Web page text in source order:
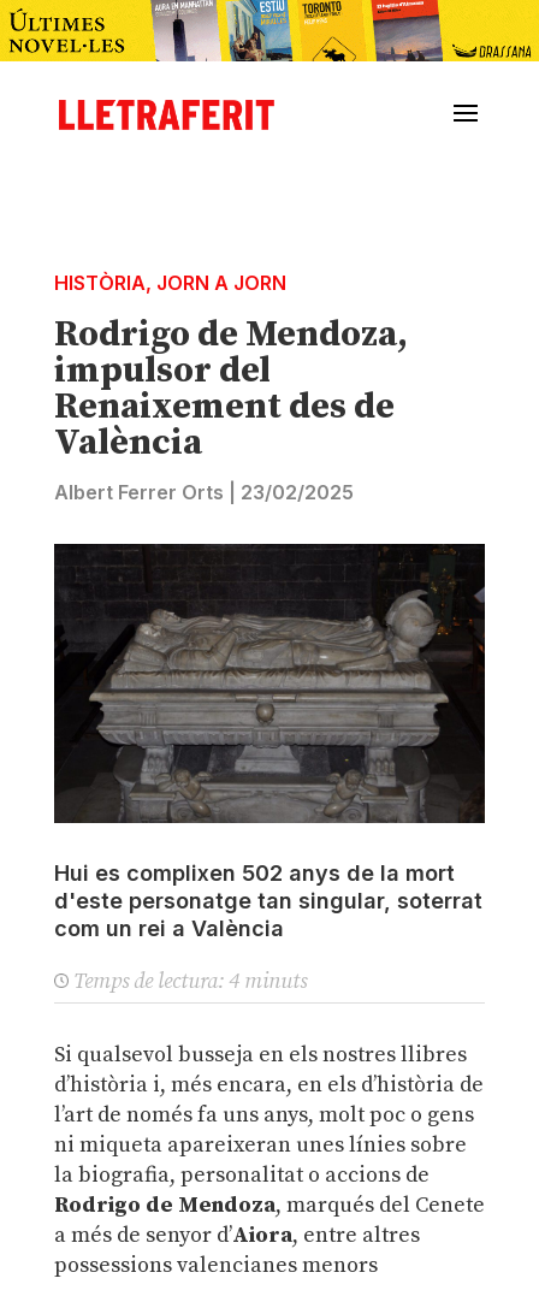
HISTÒRIA, JORN A JORN
Rodrigo de Mendoza,
impulsor del
Renaixement des de
València
Albert Ferrer Orts 23/02/2025
Hui es complixen 502 anys de la mort
d'este personatge tan singular, soterrat
com un rei a València
Temps de lectura: 4 minuts
Si qualsevol busseja en els nostres llibres
d’història i, més encara, en els d’història de
l’art de només fa uns anys, molt poc o gens
ni miqueta apareixeran unes línies sobre
la biografia, personalitat o accions de
Rodrigo de Mendoza, marqués del Cenete
a més de senyor d’Aiora, entre altres
possessions valencianes menors